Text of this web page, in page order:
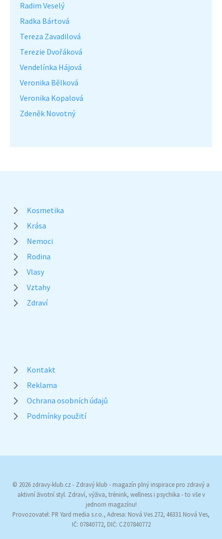
Radim Veselý
Radka Bártová
Tereza Zavadilová
Terezie Dvořáková
Vendelínka Hájová
Veronika Bělková
Veronika Kopalová
Zdeněk Novotný
Kosmetika
Krása
Nemoci
Rodina
Vlasy
Vztahy
Zdraví
Kontakt
Reklama
Ochrana osobních údajů
Podmínky použití
© 2026 zdravy-klub.cz - Zdravý klub - magazín plný inspirace pro zdravý a
aktivní životní styl. Zdraví, výživa, trénink, wellness i psychika - to vše v
jednom magazínu!
Provozovatel: PR Yard media s.r.o., Adresa: Nová Ves 272, 46331 Nová Ves,
IČ: 07840772, DIČ: CZ07840772